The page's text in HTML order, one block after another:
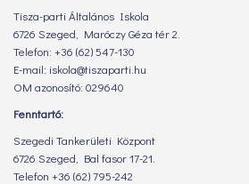
Tisza-parti Általános Iskola
6726 Szeged, Maróczy Géza tér 2.
Telefon: +36 (62) 547-130
E-mail: iskola@tiszaparti.hu
OM azonosító: 029640
Fenntartó:
Szegedi Tankerületi Központ
6726 Szeged, Bal fasor 17-21.
Telefon +36 (62) 795-242